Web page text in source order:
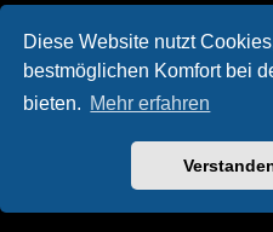
Diese Website nutzt
bestmöglichen Komfort bei
bieten. Mehr erfahren